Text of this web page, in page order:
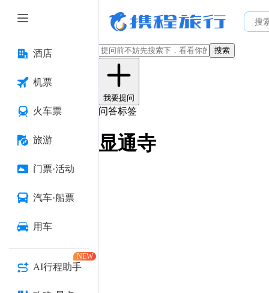
酒店
机票
火车票
旅游
门票·活动
汽车·船票
用车
AI行程助手
NEW
搜索
我要提问
问答标签
显通寺